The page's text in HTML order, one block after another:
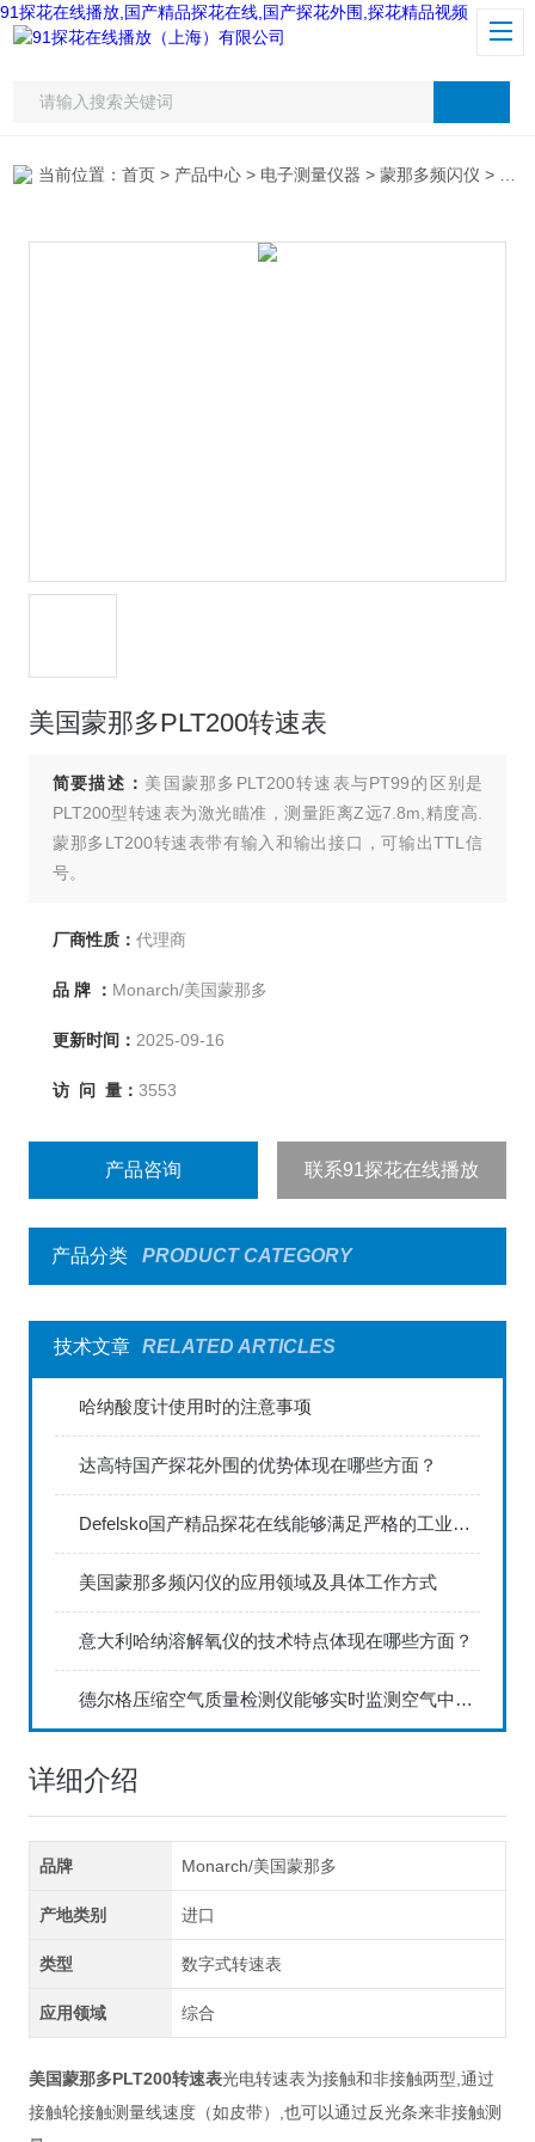
91探花在线播放,国产精品探花在线,国产探花外围,探花精品视频
当前位置：首页 > 产品中心 > 电子测量仪器 >蒙那多频闪仪 > 美国蒙那多PLT200转速表
美国蒙那多PLT200转速表
简要描述： 美国蒙那多PLT200转速表与PT99的区别是
PLT200型转速表为激光瞄准，测量距离Z远7.8m,精度高.
蒙那多LT200转速表带有输入和输出接口，可输出TTL信
号。
厂商性质： 代理商
品 牌 ： Monarch/美国蒙那多
更新时间： 2025-09-16
访 问 量： 3553
产品咨询 联系91探花在线播放
产品分类 PRODUCT CATEGORY
技术文章 RELATED ARTICLES
哈纳酸度计使用时的注意事项
达高特国产探花外围的优势体现在哪些方面？
Defelsko国产精品探花在线能够满足严格的工业标准
美国蒙那多频闪仪的应用领域及具体工作方式
意大利哈纳溶解氧仪的技术特点体现在哪些方面？
德尔格压缩空气质量检测仪能够实时监测空气中的污染物浓度
详细介绍
品牌 Monarch/美国蒙那多
产地类别 进口
类型 数字式转速表
应用领域 综合
美国蒙那多PLT200转速表光电转速表为接触和非接触两型,通过
接触轮接触测量线速度（如皮带）,也可以通过反光条来非接触测